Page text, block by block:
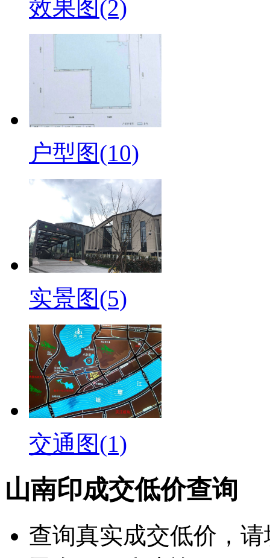
效果图(2)
户型图(10)
实景图(5)
交通图(1)
山南印成交低价查询
查询真实成交低价 ，